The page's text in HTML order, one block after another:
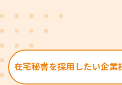
在宅秘書を採用したい企業